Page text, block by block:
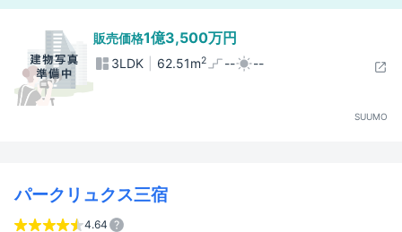
販売価格1億3,500万円
3LDK 62.51m2 -- --
SUUMO
パークリュクス三宿
4.64